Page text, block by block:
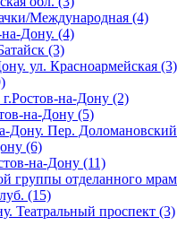
Международная (4)
на-Дону. (4)
(3)
ул. Красноармейская (3)
на-Дону (2)
на-Дону (5)
Дону. Пер.
(6)
на-Дону (11)
группы отделанного
(15)
Театральный проспект (3)